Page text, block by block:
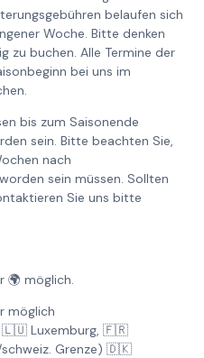
belaufen sich
Woche. Bitte denken
zu buchen. Alle Termine der
bei uns im
bis zum Saisonende
sein. Bitte beachten Sie,
nach
sein müssen. Sollten
Sie uns bitte
🌍 möglich.
möglich
🇱🇺 Luxemburg, 🇫🇷
Grenze) 🇩🇰